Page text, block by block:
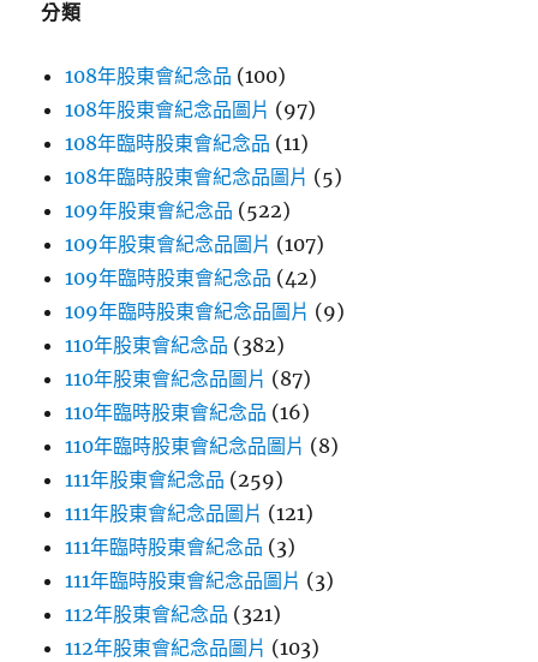
分類
108年股東會紀念品 (100)
108年股東會紀念品圖片 (97)
108年臨時股東會紀念品 (11)
108年臨時股東會紀念品圖片 (5)
109年股東會紀念品 (522)
109年股東會紀念品圖片 (107)
109年臨時股東會紀念品 (42)
109年臨時股東會紀念品圖片 (9)
110年股東會紀念品 (382)
110年股東會紀念品圖片 (87)
110年臨時股東會紀念品 (16)
110年臨時股東會紀念品圖片 (8)
111年股東會紀念品 (259)
111年股東會紀念品圖片 (121)
111年臨時股東會紀念品 (3)
111年臨時股東會紀念品圖片 (3)
112年股東會紀念品 (321)
112年股東會紀念品圖片 (103)